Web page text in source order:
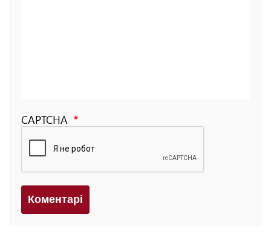
CAPTCHA
Коментарi